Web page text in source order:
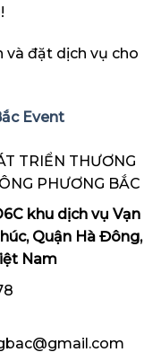
và đặt dịch vụ cho
Event
TRIỂN THƯƠNG
PHƯƠNG BẮC
khu dịch vụ Vạn
Quận Hà Đông,
Nam